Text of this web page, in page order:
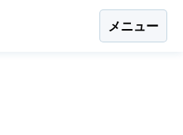
メニュー